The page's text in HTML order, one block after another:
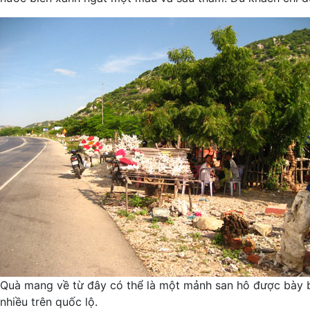
Quà mang về từ đây có thể là một mảnh san hô được bày
nhiều trên quốc lộ.